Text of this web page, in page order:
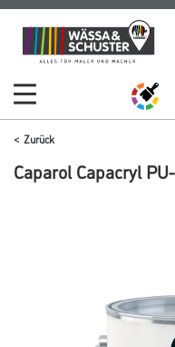
Zum
Inhalt
Zum
Navigationsmenü
Zurück
Caparol Capacryl